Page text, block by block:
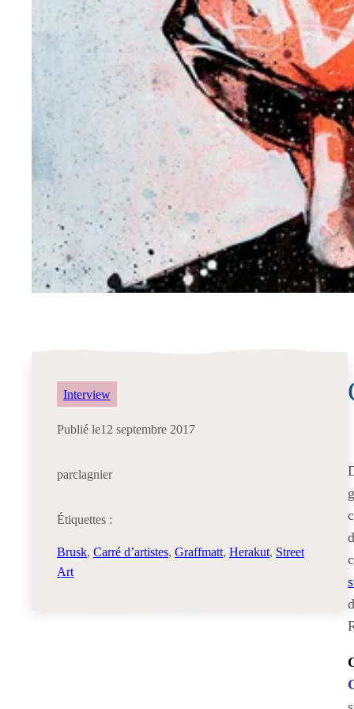
Interview
Publié le12 septembre 2017
parclagnier
Étiquettes :
Brusk, Carré d’artistes, Graffmatt, Herakut, Street
Art